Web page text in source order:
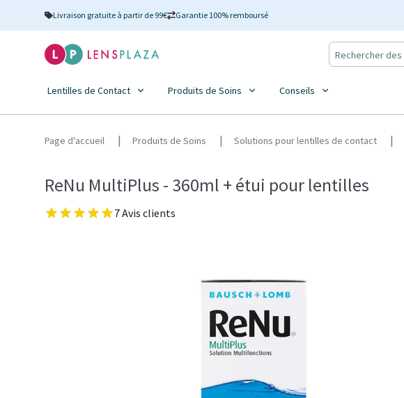
Livraison gratuite à partir de 99€ Garantie 100% remboursé
Lentilles de Contact Produits de Soins Conseils
Page d'accueil Produits de Soins Solutions pour lentilles de contact
ReNu MultiPlus - 360ml + étui pour lentilles
7 Avis clients